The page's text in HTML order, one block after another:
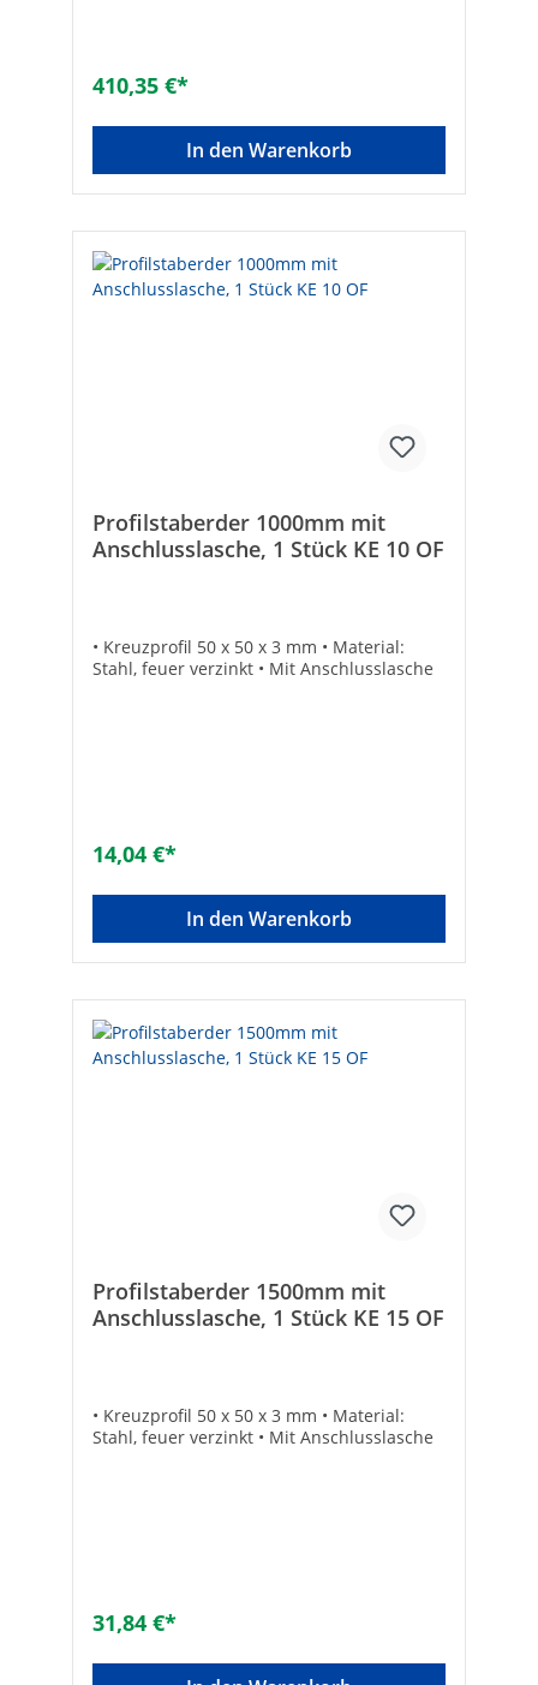
410,35 €*
In den Warenkorb
Profilstaberder 1000mm mit
Anschlusslasche, 1 Stück KE 10 OF
• Kreuzprofil 50 x 50 x 3 mm • Material:
Stahl, feuer verzinkt • Mit Anschlusslasche
14,04 €*
In den Warenkorb
Profilstaberder 1500mm mit
Anschlusslasche, 1 Stück KE 15 OF
• Kreuzprofil 50 x 50 x 3 mm • Material:
Stahl, feuer verzinkt • Mit Anschlusslasche
31,84 €*